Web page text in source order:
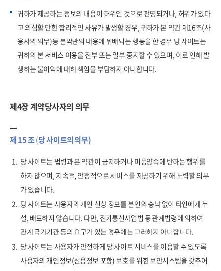
귀하가 제공하는 정보의 내용이 허위인 것으로 판명되거나, 허위가 있다
고 의심할 만한 합리적인 사유가 발생할 경우, 귀하가 본 약관 제16조(사
용자의 의무)등 본약관의 내용에 위배되는 행동을 한 경우 당 사이트는
귀하의 본 서비스 이용을 전부 또는 일부 중지할 수 있으며, 이로 인해 발
생하는 불이익에 대해 책임을 부담하지 아니합니다.
제4장 계약당사자의 의무
제 15 조 (당 사이트의 의무)
1. 당 사이트는 법령과 본 약관이 금지하거나 미풍양속에 반하는 행위를
하지 않으며, 지속적, 안정적으로 서비스를 제공하기 위해 노력할 의무
가 있습니다.
2. 당 사이트는 사용자의 개인 신상 정보를 본인의 승낙 없이 타인에게 누
설, 배포하지 않습니다. 다만, 전기통신사업법 등 관계법령에 의하여
관계 국가기관 등의 요구가 있는 경우에는 그러하지 아니합니다.
3. 당 사이트는 사용자가 안전하게 당 사이트 서비스를 이용할 수 있도록
사용자의 개인정보(신용정보 포함) 보호를 위한 보안시스템을 갖추어